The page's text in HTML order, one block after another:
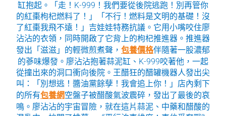
缸抱起。「走！K-999！我們要從後院逃跑！別再管你
的紅棗枸杞燃料了！」「不行！燃料是文明的基礎！沒
了紅棗我飛不遠！」吉娃娃特務抗議。它用小嘴咬住廖
沾沾的衣領，同時開啟了它背上的枸杞推進器。推進器
發出「滋滋」的輕微煎煮聲， 包養價格伴隨著一股濃郁
的蔘味爆發。廖沾沾抱著蒜泥缸、K-999咬著他，一起
從撞出來的洞口衝向後院。王醋狂的醋罐機器人發出尖
叫：「別想逃！醬油黨餘孽！我會追上你！」店內剩下
的所有包養網空盤子被醋酸氣波震碎，發出了最後的哀
鳴。廖沾沾的宇宙冒險，就在這片蒜泥、中藥和醋酸的